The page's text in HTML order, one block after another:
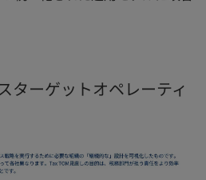
ターゲットオペレーティ